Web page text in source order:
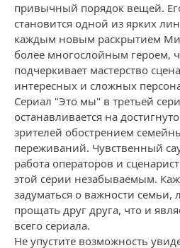
привычный порядок вещей.
становится одной из ярких
каждым новым раскрытием
более многослойным героем,
подчеркивает мастерство
интересных и сложных
Сериал "Это мы" в третьей
останавливается на
зрителей обострением
переживаний. Чувственный
работа операторов и
этой серии незабываемым.
задуматься о важности семьи,
прощать друг друга, что и
всего сериала.
Не упустите возможность